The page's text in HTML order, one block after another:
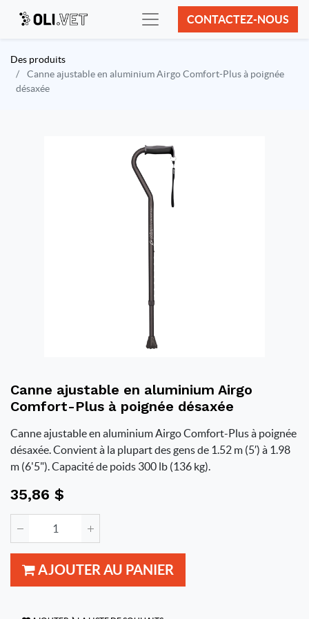
CONTACTEZ-NOUS
Des produits
Canne ajustable en aluminium Airgo Comfort-Plus à poignée
désaxée
Canne ajustable en aluminium Airgo
Comfort-Plus à poignée désaxée
Canne ajustable en aluminium Airgo Comfort-Plus à poignée
désaxée. Convient à la plupart des gens de 1.52 m (5′) à 1.98
m (6'5"). Capacité de poids 300 lb (136 kg).
35,86 $
AJOUTER AU PANIER